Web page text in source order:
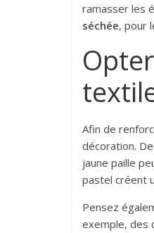
ramasser les
séchée, pour
Afin de
décoration.
jaune paille
pastel créent
Pensez
exemple, des